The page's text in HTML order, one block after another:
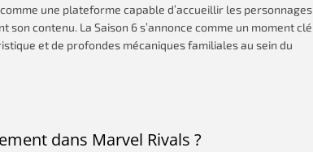
une plateforme capable d’accueillir les personnages
contenu. La Saison 6 s’annonce comme un moment clé
et de profondes mécaniques familiales au sein du
dans Marvel Rivals ?